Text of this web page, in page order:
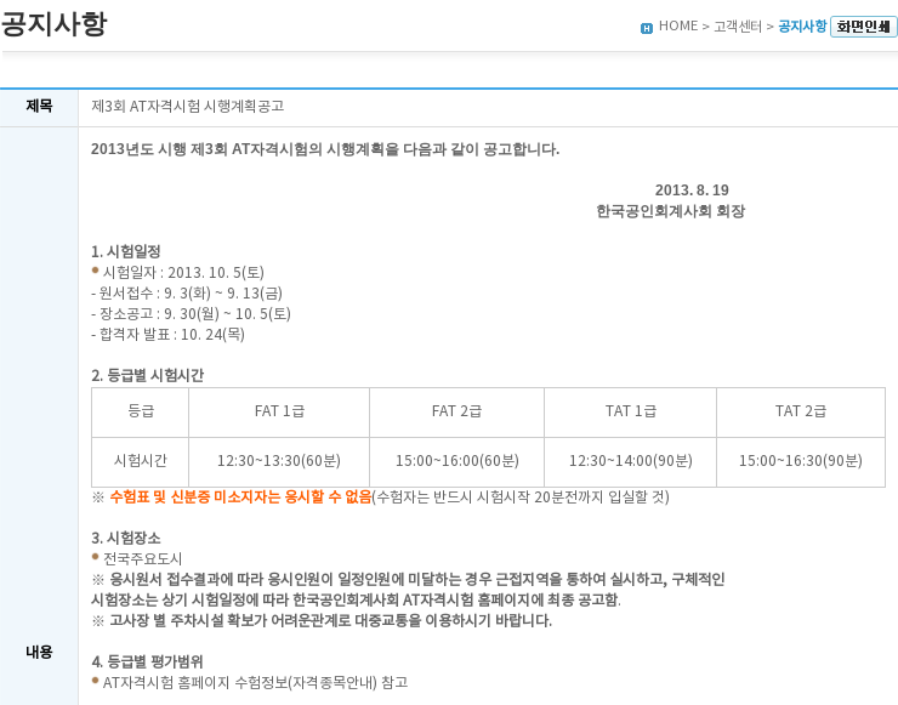
공지사항 HOME > 고객센터 > 공지사항
제목 제3회 AT자격시험 시행계획공고
내용
2013년도 시행 제3회 AT자격시험의 시행계획을 다음과 같이 공고합니다.
2013. 8. 19
한국공인회계사회 회장
1. 시험일정
시험일자 : 2013. 10. 5(토)
- 원서접수 : 9. 3(화) ~ 9. 13(금)
- 장소공고 : 9. 30(월) ~ 10. 5(토)
- 합격자 발표 : 10. 24(목)
2. 등급별 시험시간
등급 FAT 1급 FAT 2급 TAT 1급 TAT 2급
시험시간 12:30~13:30(60분) 15:00~16:00(60분) 12:30~14:00(90분) 15:00~16:30(90분)
※ 수험표 및 신분증 미소지자는 응시할 수 없음(수험자는 반드시 시험시작 20분전까지 입실할 것)
3. 시험장소
전국주요도시
※ 응시원서 접수결과에 따라 응시인원이 일정인원에 미달하는 경우 근접지역을 통하여 실시하고, 구체적인
시험장소는상기 시험일정에 따라 한국공인회계사회 AT자격시험 홈페이지에 최종 공고함.
※ 고사장 별 주차시설 확보가 어려운관계로 대중교통을 이용하시기 바랍니다.
4. 등급별 평가범위
AT자격시험 홈페이지 수험정보(자격종목안내) 참고